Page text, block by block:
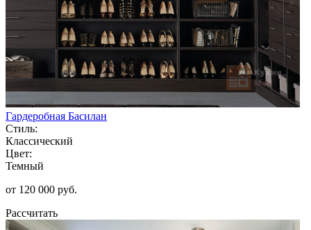
Гардеробная Басилан
Стиль:
Классический
Цвет:
Темный
от 120 000 руб.
Рассчитать